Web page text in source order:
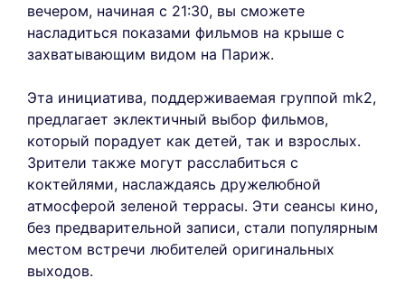
вечером, начиная с 21:30, вы сможете
насладиться показами фильмов на крыше с
захватывающим видом на Париж.
Эта инициатива, поддерживаемая группой mk2,
предлагает эклектичный выбор фильмов,
который порадует как детей, так и взрослых.
Зрители также могут расслабиться с
коктейлями, наслаждаясь дружелюбной
атмосферой зеленой террасы. Эти сеансы кино,
без предварительной записи, стали популярным
местом встречи любителей оригинальных
выходов.